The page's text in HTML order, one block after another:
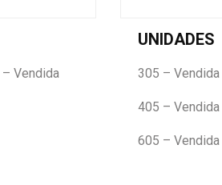
Vendida
UNIDADES
305 – Vendida
405 – Vendida
605 – Vendida